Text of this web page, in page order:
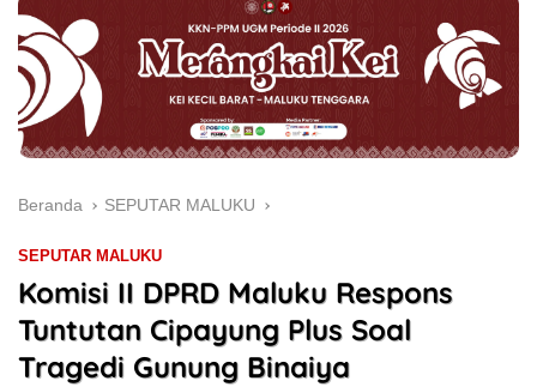
Beranda SEPUTAR MALUKU
SEPUTAR MALUKU
Komisi II DPRD Maluku Respons
Tuntutan Cipayung Plus Soal
Tragedi Gunung Binaiya